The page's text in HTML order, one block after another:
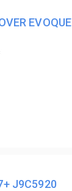
EVOQUE
J9C5920